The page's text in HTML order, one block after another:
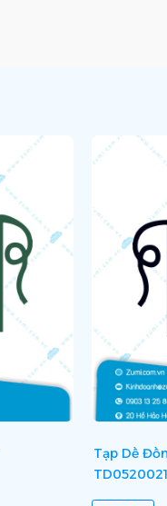
Tạp Dề
TD0520021